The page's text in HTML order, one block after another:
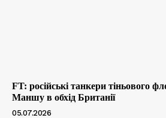
FT: російські танкери тіньового
Маншу в обхід Британії
05.07.2026